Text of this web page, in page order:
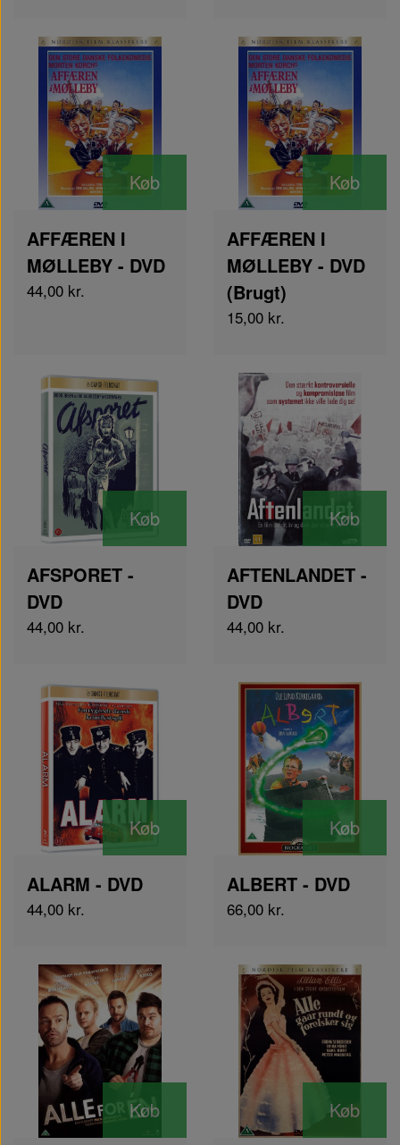
Køb
AFFÆREN I
MØLLEBY - DVD
44,00 kr.
Køb
AFFÆREN I
MØLLEBY - DVD
(Brugt)
15,00 kr.
Køb
AFSPORET -
DVD
44,00 kr.
Køb
AFTENLANDET -
DVD
44,00 kr.
Køb
ALARM - DVD
44,00 kr.
Køb
ALBERT - DVD
66,00 kr.
Køb Køb